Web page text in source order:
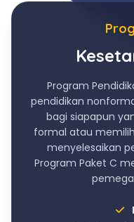
Program
pendidikan
bagi siapapun
formal atau
menyelesaikan
Program Paket C